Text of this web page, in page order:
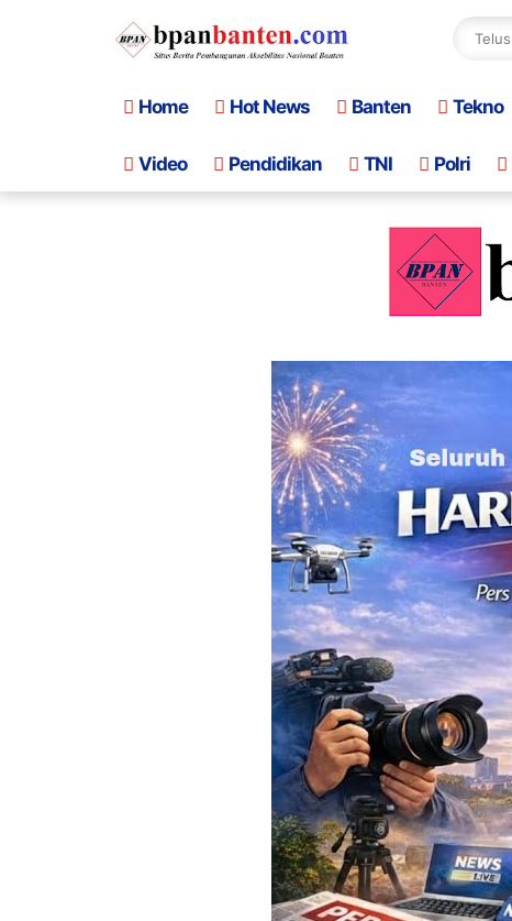
Home Hot News Banten Tekno
Video Pendidikan TNI Polri